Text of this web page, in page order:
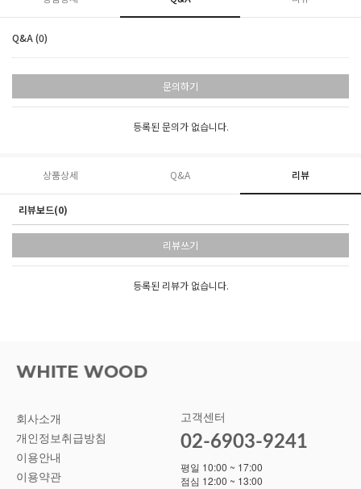
Q&A (0)
문의하기
등록된 문의가 없습니다.
상품상세 Q&A 리뷰
리뷰보드(0)
리뷰쓰기
등록된 리뷰가 없습니다.
회사소개
개인정보취급방침
이용안내
이용약관
고객센터
02-6903-9241
평일 10:00 ~ 17:00
점심 12:00 ~ 13:00